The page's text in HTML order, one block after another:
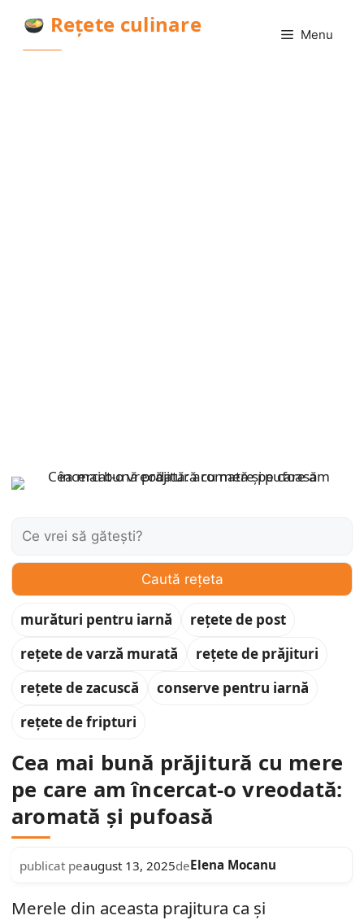
conținut
Rețete culinare Menu
Caută:
Caută rețeta
murături pentru iarnă
rețete de post
rețete de varză murată
rețete de prăjituri
rețete de zacuscă
conserve pentru iarnă
rețete de fripturi
Cea mai bună prăjitură cu mere
pe care am încercat-o vreodată:
aromată și pufoasă
publicat peaugust 13, 2025deElena Mocanu
Merele din aceasta prajitura ca și